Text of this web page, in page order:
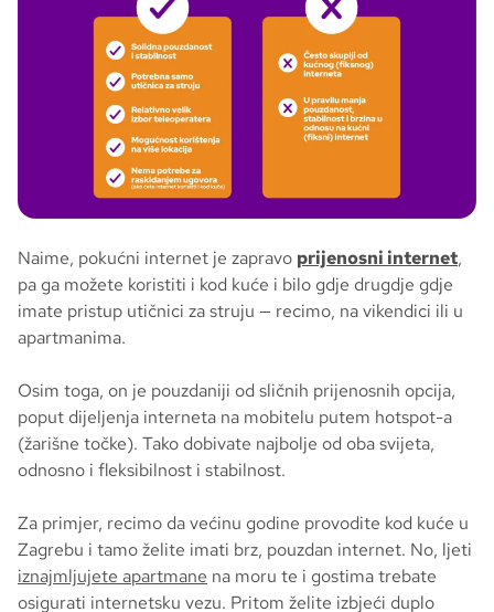
Naime, pokućni internet je zapravo prijenosni internet,
pa ga možete koristiti i kod kuće i bilo gdje drugdje gdje
imate pristup utičnici za struju — recimo, na vikendici ili u
apartmanima.
Osim toga, on je pouzdaniji od sličnih prijenosnih opcija,
poput dijeljenja interneta na mobitelu putem hotspot-a
(žarišne točke). Tako dobivate najbolje od oba svijeta,
odnosno i fleksibilnost i stabilnost.
Za primjer, recimo da većinu godine provodite kod kuće u
Zagrebu i tamo želite imati brz, pouzdan internet. No, ljeti
iznajmljujete apartmane na moru te i gostima trebate
osigurati internetsku vezu. Pritom želite izbjeći duplo